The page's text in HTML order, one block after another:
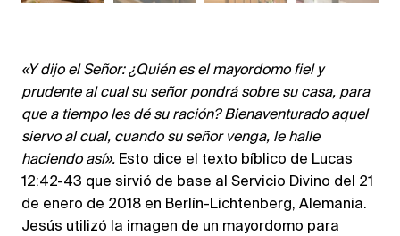
«Y dijo el Señor: ¿Quién es el mayordomo fiel y
prudente al cual su señor pondrá sobre su casa, para
que a tiempo les dé su ración? Bienaventurado aquel
siervo al cual, cuando su señor venga, le halle
haciendo así». Esto dice el texto bíblico de Lucas
12:42-43 que sirvió de base al Servicio Divino del 21
de enero de 2018 en Berlín-Lichtenberg, Alemania.
Jesús utilizó la imagen de un mayordomo para